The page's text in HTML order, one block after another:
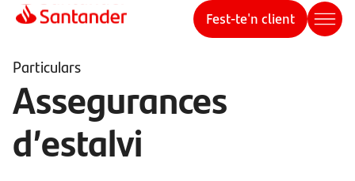
Fest-te'n client
Particulars
Assegurances
d’estalvi